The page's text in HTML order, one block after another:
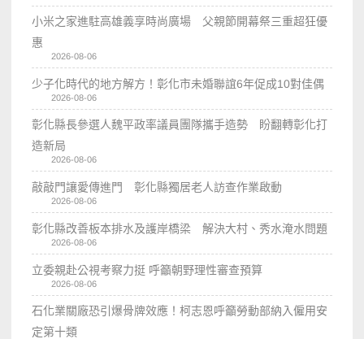
小米之家進駐高雄義享時尚廣場 父親節開幕祭三重超狂優
惠
2026-08-06
少子化時代的地方解方！彰化市未婚聯誼6年促成10對佳偶
2026-08-06
彰化縣長參選人魏平政率議員團隊攜手造勢 盼翻轉彰化打
造新局
2026-08-06
敲敲門讓愛傳進門 彰化縣獨居老人訪查作業啟動
2026-08-06
彰化縣改善板本排水及護岸橋梁 解決大村、秀水淹水問題
2026-08-06
立委親赴公視考察力挺 呼籲朝野理性審查預算
2026-08-06
石化業關廠恐引爆骨牌效應！柯志恩呼籲勞動部納入僱用安
定第十類